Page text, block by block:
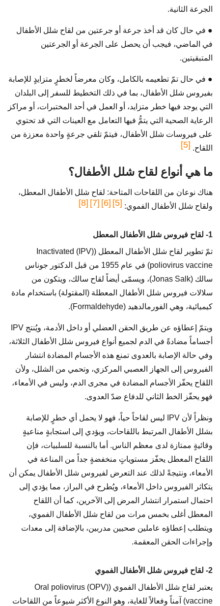
الجرعة الثانية.
● في حال كان قد أخذ جرعة أو جرعتين من لقاح شلل الأطفال
في الماضي، فيجب أن يحصل على الجرعة أو الجرعتين
المتبقيتين.
● في حال تمّ تطعيمه بالكامل، وكان معرضاً لخطرٍ متزايدٍ للإصابة
بفيروس شلل الأطفال، بما في ذلك التخطيط للسفر إلى البلدان
التي يوجد فيها خطر متزايد، أو العمل في أحد المختبرات، أو مراكز
الرعاية الصحية التي يتمُّ فيها التعامل مع العينات التي قد تحتوي
على فيروسات شلل الأطفال، فيتمّ تلقي جرعةٍ واحدة معززة من
اللقاح. [5]
ما هي أنواع لقاح شلل الأطفال؟
هناك نوعان من اللقاحات المتاحة: لقاح شلل الأطفال المعطل،
ولقاح شلل الأطفال الفموي: [5]
[6]
[7]
[8]
1- لقاح فيروس شلل الأطفال المعطل
تمّ تطوير لقاح شلل الأطفال المعطل ((IPV) Inactivated
poliovirus vaccine) في عام 1955 من قبل الدكتور جوناس
سالك (Jonas Salk)، ويسمّى أيضاً لقاح سالك، ويتكون من
سلالات فيروس شلل الأطفال المعطلة (المقتولة) باستخدام مادة
كيميائية، وهي الفورمالدهيد (Formaldehyde).
ويتمّ إعطاؤه عن طريق الحقن العضلي أو داخل الأدمة، ويُنتج IPV
أجساماً مضادةً في الدم لجميع أنواع فيروس شلل الأطفال الثلاثة،
وفي حالة الإصابة بالعدوى تمنع هذه الأجسام المضادة انتشار
الفيروس إلى الجهاز العصبي المركزي، وتحمي من الشلل، ولأن
اللقاح يحفّز الأجسام المضادة في مجرى الدم، وليس في الأمعاء،
فهو يحفّز الخط الثاني للدفاع ضدّ العدوى.
ونظراً لأن IPV ليس لقاحاً حياً، فهو لا يحمل أي خطرٍ للإصابة
بشلل الأطفال المرتبط باللقاحات، ويؤدي إلى استجابةٍ مناعيةٍ
وقائيةٍ ممتازة لدى معظم الناس. أما بالنسبة للسلبيات، فإن
اللقاح المعطل يحفّز مستوياتٍ منخفضةٍ جداً من المناعة في
الأمعاء، ونتيجةً لذلك عند التعرض لفيروس شلل الأطفال يمكن أن
يتكاثر الفيروس داخل الأمعاء، ويُطرح في البراز، مما يؤدي إلى
احتمال استمرار انتشار المرض إلى الآخرين، كما أن اللقاح
المعطل أغلى بخمس مرات من لقاح شلل الأطفال الفموي،
ويتطلب إعطاؤه عاملين صحيين مدربين، بالإضافة إلى معدات
وإجراءات الحقن المعقمة.
2- لقاح فيروس شلل الأطفال الفموي
يعتبر لقاح شلل الأطفال الفموي ((OPV) Oral poliovirus
vaccine) آمناً وفعالاً للغاية، وهو النوع الأكثر شيوعاً من اللقاحات